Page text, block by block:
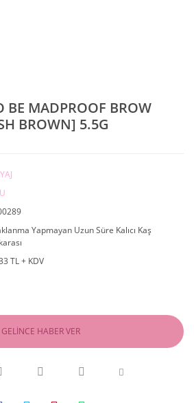
BE MADPROOF BROW
BROWN] 5.5G
Yapmayan Uzun Süre Kalıcı Kaş
TL + KDV
GELİNCE HABER VER